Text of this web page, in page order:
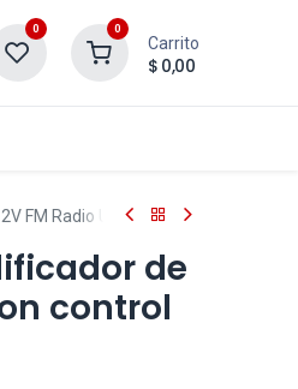
0 0
Carrito
$ 0,00
FM Radio USB con control remoto
de
control